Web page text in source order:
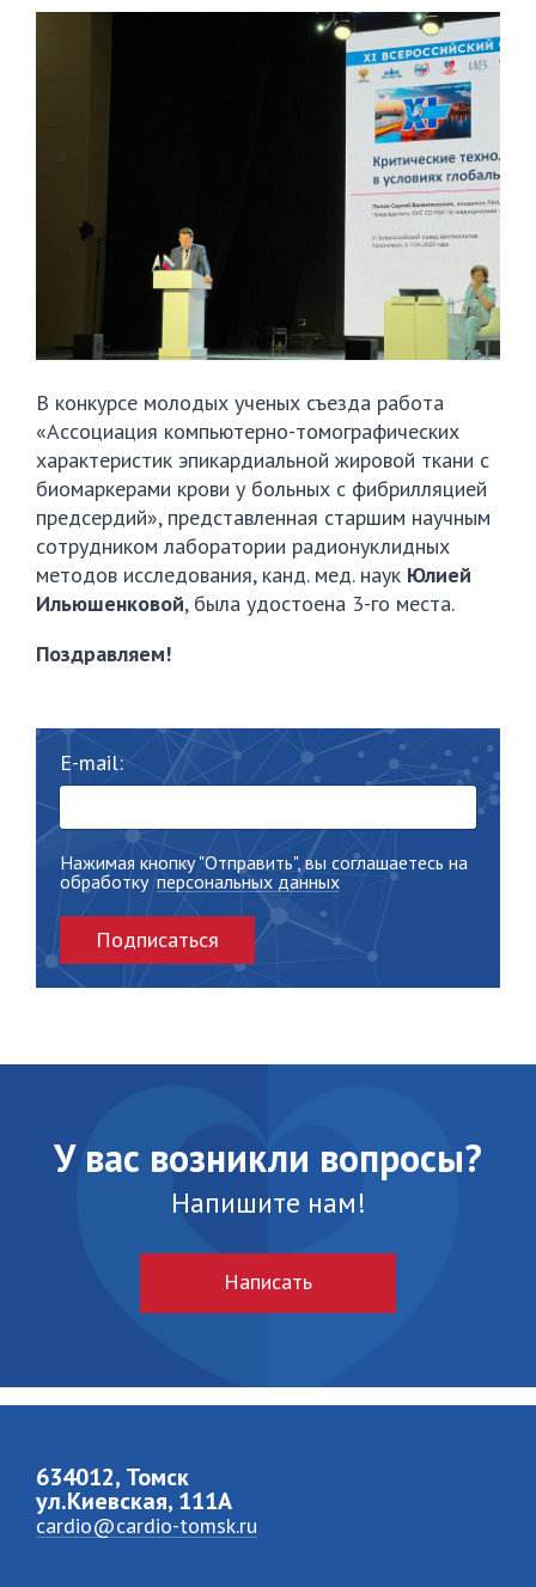
В конкурсе молодых ученых съезда работа
«Ассоциация компьютерно-томографических
характеристик эпикардиальной жировой ткани с
биомаркерами крови у больных с фибрилляцией
предсердий», представленная старшим научным
сотрудником лаборатории радионуклидных
методов исследования, канд. мед. наук Юлией
Ильюшенковой, была удостоена 3-го места.
Поздравляем!
E-mail:
Нажимая кнопку "Отправить", вы соглашаетесь на
обработку персональных данных
Подписаться
У вас возникли вопросы?
Напишите нам!
Написать
634012, Томск
ул.Киевская, 111A
cardio@cardio-tomsk.ru